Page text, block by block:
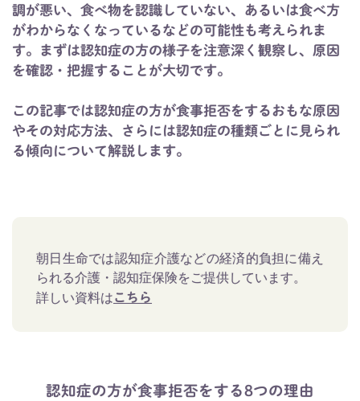
調が悪い、食べ物を認識していない、あるいは食べ方
がわからなくなっているなどの可能性も考えられま
す。まずは認知症の方の様子を注意深く観察し、原因
を確認・把握することが大切です。
この記事では認知症の方が食事拒否をするおもな原因
やその対応方法、さらには認知症の種類ごとに見られ
る傾向について解説します。
朝日生命では認知症介護などの経済的負担に備え
られる介護・認知症保険をご提供しています。
詳しい資料はこちら
認知症の方が食事拒否をする8つの理由